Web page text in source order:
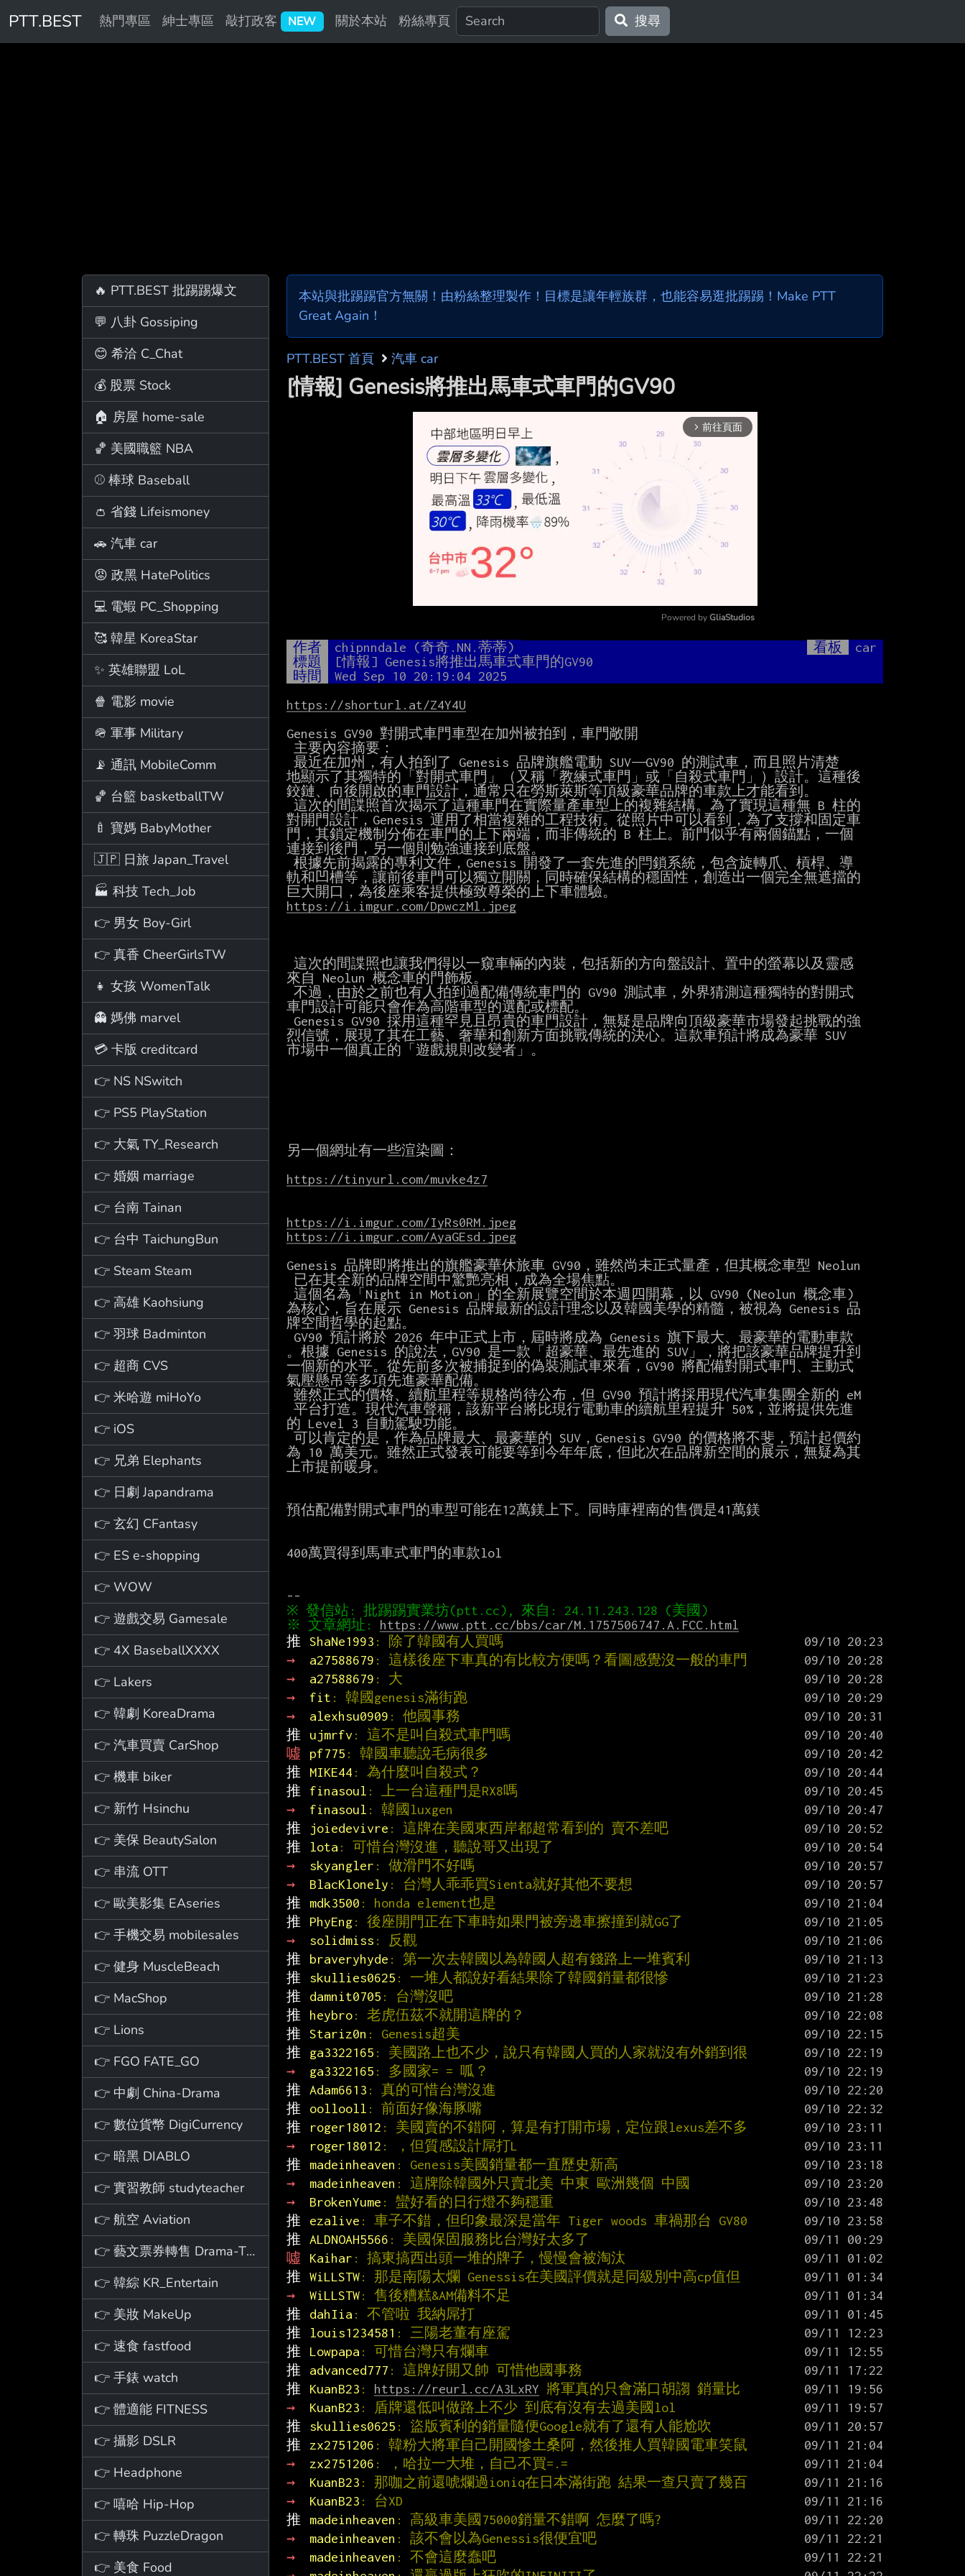
PTT.BEST 熱門專區 紳士專區 敲打政客 NEW 關於本站 粉絲專頁 搜尋
🔥 PTT.BEST 批踢踢爆文
💬 八卦 Gossiping
😊 希洽 C_Chat
💰 股票 Stock
🏠 房屋 home-sale
🏀 美國職籃 NBA
⚾ 棒球 Baseball
👛 省錢 Lifeismoney
🚗 汽車 car
😡 政黑 HatePolitics
💻 電蝦 PC_Shopping
🥰 韓星 KoreaStar
✨ 英雄聯盟 LoL
🍿 電影 movie
🪖 軍事 Military
📡 通訊 MobileComm
🏀 台籃 basketballTW
🍼 寶媽 BabyMother
🇯🇵 日旅 Japan_Travel
🏭 科技 Tech_Job
👉 男女 Boy-Girl
👉 真香 CheerGirlsTW
👧 女孩 WomenTalk
👻 媽佛 marvel
💳 卡版 creditcard
👉 NS NSwitch
👉 PS5 PlayStation
👉 大氣 TY_Research
👉 婚姻 marriage
👉 台南 Tainan
👉 台中 TaichungBun
👉 Steam Steam
👉 高雄 Kaohsiung
👉 羽球 Badminton
👉 超商 CVS
👉 米哈遊 miHoYo
👉 iOS
👉 兄弟 Elephants
👉 日劇 Japandrama
👉 玄幻 CFantasy
👉 ES e-shopping
👉 WOW
👉 遊戲交易 Gamesale
👉 4X BaseballXXXX
👉 Lakers
👉 韓劇 KoreaDrama
👉 汽車買賣 CarShop
👉 機車 biker
👉 新竹 Hsinchu
👉 美保 BeautySalon
👉 串流 OTT
👉 歐美影集 EAseries
👉 手機交易 mobilesales
👉 健身 MuscleBeach
👉 MacShop
👉 Lions
👉 FGO FATE_GO
👉 中劇 China-Drama
👉 數位貨幣 DigiCurrency
👉 暗黑 DIABLO
👉 實習教師 studyteacher
👉 航空 Aviation
👉 藝文票券轉售 Drama-Ticket
👉 韓綜 KR_Entertain
👉 美妝 MakeUp
👉 速食 fastfood
👉 手錶 watch
👉 體適能 FITNESS
👉 攝影 DSLR
👉 Headphone
👉 嘻哈 Hip-Hop
👉 轉珠 PuzzleDragon
👉 美食 Food
本站與批踢踢官方無關！由粉絲整理製作！目標是讓年輕族群，也能容易逛批踢踢！Make PTT
Great Again！
PTT.BEST 首頁 汽車 car
[情報] Genesis將推出馬車式車門的GV90
arrow_forward_ios 前往頁面
Powered by GliaStudios
作者 chipnndale (奇奇.NN.蒂蒂) 看板
car
標題
[情報] Genesis將推出馬車式車門的GV90
時間
Wed Sep 10 20:19:04 2025
https://shorturl.at/Z4Y4U
Genesis GV90 對開式車門車型在加州被拍到，車門敞開
地顯示了其獨特的「對開式車門」（又稱「教練式車門」或「自殺式車門」）設計。這種後
鉸鏈、向後開啟的車門設計，通常只在勞斯萊斯等頂級豪華品牌的車款上才能看到。
對開門設計，Genesis 運用了相當複雜的工程技術。從照片中可以看到，為了支撐和固定車
門，其鎖定機制分佈在車門的上下兩端，而非傳統的 B 柱上。前門似乎有兩個錨點，一個
連接到後門，另一個則勉強連接到底盤。
軌和凹槽等，讓前後車門可以獨立開關，同時確保結構的穩固性，創造出一個完全無遮擋的
https://i.imgur.com/DpwczMl.jpeg
來自 Neolun 概念車的門飾板。
車門設計可能只會作為高階車型的選配或標配。
烈信號，展現了其在工藝、奢華和創新方面挑戰傳統的決心。這款車預計將成為豪華 SUV
市場中一個真正的「遊戲規則改變者」。
另一個網址有一些渲染圖：
https://tinyurl.com/muvke4z7
https://i.imgur.com/IyRs0RM.jpeg
https://i.imgur.com/AyaGEsd.jpeg
Genesis 品牌即將推出的旗艦豪華休旅車 GV90，雖然尚未正式量產，但其概念車型 Neolun
為核心，旨在展示 Genesis 品牌最新的設計理念以及韓國美學的精髓，被視為 Genesis 品
牌空間哲學的起點。
。根據 Genesis 的說法，GV90 是一款「超豪華、最先進的 SUV」，將把該豪華品牌提升到
一個新的水平。從先前多次被捕捉到的偽裝測試車來看，GV90 將配備對開式車門、主動式
氣壓懸吊等多項先進豪華配備。
的 Level 3 自動駕駛功能。
為 10 萬美元。雖然正式發表可能要等到今年年底，但此次在品牌新空間的展示，無疑為其
上市提前暖身。
預估配備對開式車門的車型可能在12萬鎂上下。同時庫裡南的售價是41萬鎂
400萬買得到馬車式車門的車款lol
※ 文章網址: https://www.ptt.cc/bbs/car/M.1757506747.A.FCC.html
推 ShaNe1993 : 除了韓國有人買嗎
→
a27588679 : 這樣後座下車真的有比較方便嗎？看圖感覺沒一般的車門
→
a27588679 : 大
→
fit : 韓國genesis滿街跑
→
alexhsu0909 : 他國事務
推
ujmrfv : 這不是叫自殺式車門嗎
噓
pf775 : 韓國車聽說毛病很多
推
MIKE44 : 為什麼叫自殺式？
推
finasoul : 上一台這種門是RX8嗎
→
finasoul : 韓國luxgen
推
joiedevivre : 這牌在美國東西岸都超常看到的 賣不差吧
推
lota : 可惜台灣沒進，聽說哥又出現了
→
skyangler : 做滑門不好嗎
→
BlacKlonely : 台灣人乖乖買Sienta就好其他不要想
推
mdk3500 : honda element也是
推
PhyEng: 後座開門正在下車時如果門被旁邊車擦撞到就GG了
→
solidmiss : 反觀
推
braveryhyde : 第一次去韓國以為韓國人超有錢路上一堆賓利
推
skullies0625 : 一堆人都說好看結果除了韓國銷量都很慘
推
damnit0705 : 台灣沒吧
推
heybro: 老虎伍茲不就開這牌的？
推 Stariz0n : Genesis超美
推
ga3322165 : 美國路上也不少，說只有韓國人買的人家就沒有外銷到很
→
ga3322165 : 多國家= = 呱？
推 Adam6613 : 真的可惜台灣沒進
推
oollooll : 前面好像海豚嘴
推
roger18012 : 美國賣的不錯阿，算是有打開市場，定位跟lexus差不多
→
roger18012 : ，但質感設計屌打L
推
madeinheaven : Genesis美國銷量都一直歷史新高
→
madeinheaven : 這牌除韓國外只賣北美 中東 歐洲幾個 中國
→
BrokenYume : 蠻好看的日行燈不夠穩重
推
ezalive : 車子不錯，但印象最深是當年 Tiger woods 車禍那台 GV80
推 ALDNOAH5566 : 美國保固服務比台灣好太多了
噓
Kaihar : 搞東搞西出頭一堆的牌子，慢慢會被淘汰
推 WiLLSTW: 那是南陽太爛 Genessis在美國評價就是同級別中高cp值但
→
WiLLSTW: 售後糟糕&AM備料不足
推
dahIia : 不管啦 我納屌打
推
louis1234581 : 三陽老董有座駕
推
Lowpapa : 可惜台灣只有爛車
推
advanced777 : 這牌好開又帥 可惜他國事務
推
KuanB23 : https://reurl.cc/A3LxRY 將軍真的只會滿口胡謅 銷量比
→
KuanB23 : 盾牌還低叫做路上不少 到底有沒有去過美國lol
推
skullies0625 : 盜版賓利的銷量隨便Google就有了還有人能尬吹
推
zx2751206 : 韓粉大將軍自己開國慘土桑阿，然後推人買韓國電車笑鼠
→
zx2751206 : ，哈拉一大堆，自己不買=.=
→
KuanB23 : 那咖之前還唬爛過ioniq在日本滿街跑 結果一查只賣了幾百
→
KuanB23 : 台XD
推
madeinheaven : 高級車美國75000銷量不錯啊 怎麼了嗎?
→
madeinheaven : 該不會以為Genessis很便宜吧
→
madeinheaven : 不會這麼蠢吧